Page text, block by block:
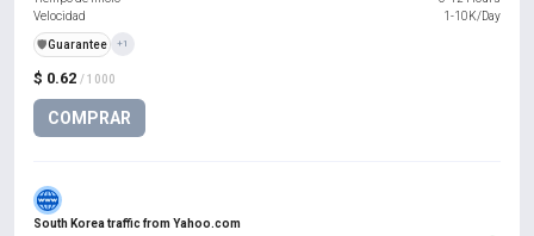
$ 0.62 / 1000
COMPRAR
Velocidad
1-10K/Day
️🛡️Guarantee +1
South Korea traffic from Yahoo.com